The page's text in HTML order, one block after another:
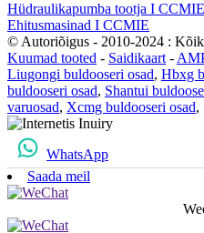
Hüdraulikapumba tootja I CCMIE
Ehitusmasinad I CCMIE
© Autoriõigus - 2010-2024 : Kõik
Kuumad tooted - Saidikaart -
Liugongi buldooseri osad, Hbxg
buldooseri osad, Shantui
varuosad, Xcmg buldooseri osad,
WhatsApp
Saada meil